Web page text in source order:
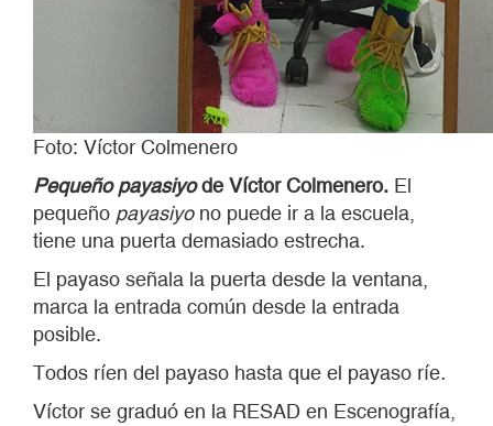
Foto: Víctor Colmenero
Pequeño payasiyode Víctor Colmenero. El
pequeño payasiyo no puede ir a la escuela,
tiene una puerta demasiado estrecha.
El payaso señala la puerta desde la ventana,
marca la entrada común desde la entrada
posible.
Todos ríen del payaso hasta que el payaso ríe.
Víctor se graduó en la RESAD en Escenografía,